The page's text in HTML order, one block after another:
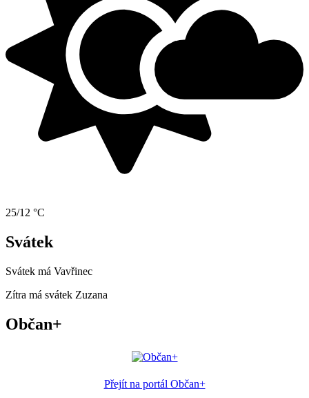
25/12 °C
Svátek
Svátek má Vavřinec
Zítra má svátek Zuzana
Občan+
Přejít na portál Občan+